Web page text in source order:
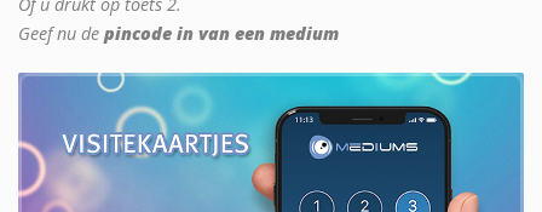
Geef nu de pincode in van een medium